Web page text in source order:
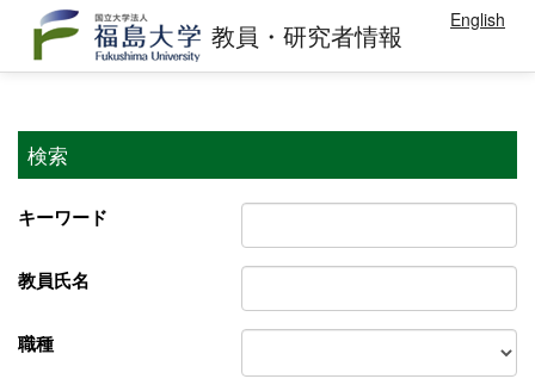
教員・研究者情報 English
検索
キーワード
教員氏名
職種